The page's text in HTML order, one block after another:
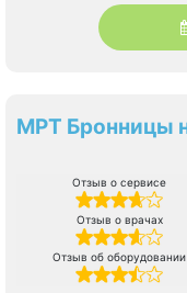
МРТ Бронницы
Отзыв о сервисе
Отзыв о врачах
Отзыв об оборудовании